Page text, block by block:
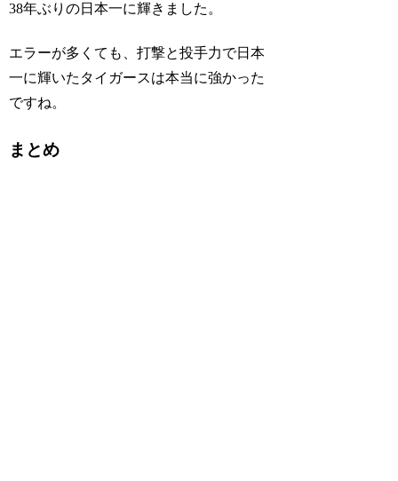
38年ぶりの日本一に輝きました。
エラーが多くても、打撃と投手力で日本
一に輝いたタイガースは本当に強かった
ですね。
まとめ